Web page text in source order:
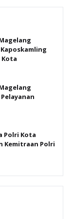
Polri Kota
Kemitraan Polri